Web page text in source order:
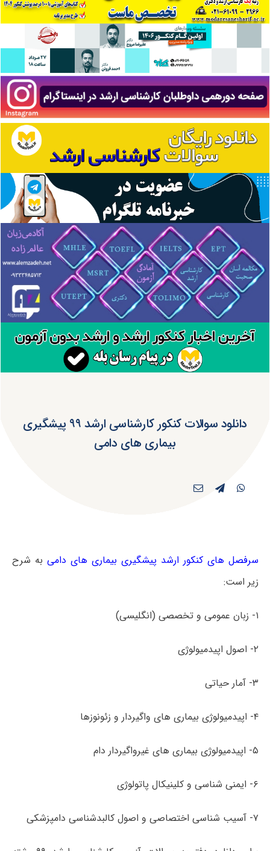
دانلود سوالات کنکور کارشناسی ارشد ۹۹ پیشگیری
بیماری های دامی
سرفصل های کنکور ارشد پیشگیری بیماری های دامی به شرح
زیر است:
۱- زبان عمومی و تخصصی (انگلیسی)
۲- اصول اپیدمیولوژی
۳- آمار حیاتی
۴- اپیدمیولوژی بیماری های واگیردار و زئونوزها
۵- اپیدمیولوژی بیماری های غیرواگیردار دام
۶- ایمنی شناسی و کلینیکال پاتولوژی
۷- آسیب شناسی اختصاصی و اصول کالبدشناسی دامپزشکی